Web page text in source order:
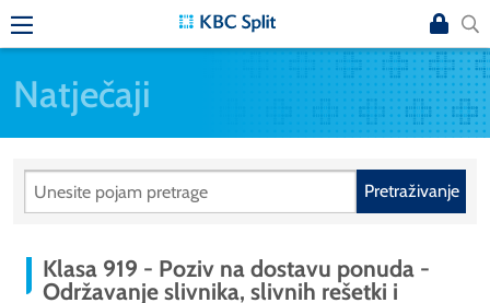
Natječaji
Pretraživanje
Klasa 919 - Poziv na dostavu ponuda -
Održavanje slivnika, slivnih rešetki i